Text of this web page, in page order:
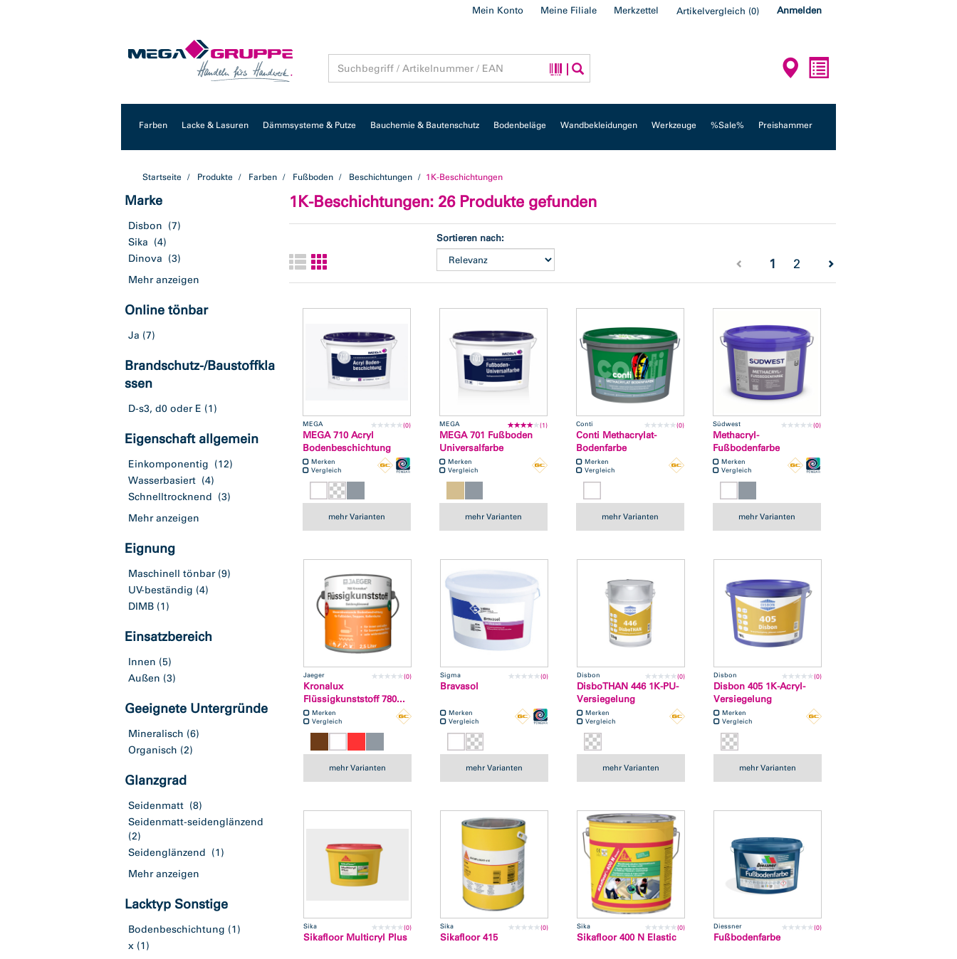
Mein Konto Meine Filiale Merkzettel Artikelvergleich (0) Anmelden
Farben Lacke & Lasuren Dämmsysteme & Putze Bauchemie & Bautenschutz Bodenbeläge Wandbekleidungen Werkzeuge %Sale% Preishammer
Startseite Produkte Farben Fußboden Beschichtungen 1K-Beschichtungen
Marke
Disbon (7)
Sika (4)
Dinova (3)
Mehr anzeigen
Online tönbar
Ja (7)
Brandschutz-/Baustoffkla
ssen
D-s3, d0 oder E (1)
Eigenschaft allgemein
Einkomponentig (12)
Wasserbasiert (4)
Schnelltrocknend (3)
Mehr anzeigen
Eignung
Maschinell tönbar (9)
UV-beständig (4)
DIMB (1)
Einsatzbereich
Innen (5)
Außen (3)
Geeignete Untergründe
Mineralisch (6)
Organisch (2)
Glanzgrad
Seidenmatt (8)
Seidenmatt-seidenglänzend
(2)
Seidenglänzend (1)
Mehr anzeigen
Lacktyp Sonstige
Bodenbeschichtung (1)
x (1)
1K-Beschichtungen: 26 Produkte gefunden
Sortieren nach:
1 (current)
2
MEGA (0)
MEGA 710 Acryl
Bodenbeschichtung
Merken
Vergleich
mehr Varianten
MEGA (1)
MEGA 701 Fußboden
Universalfarbe
Merken
Vergleich
mehr Varianten
Conti (0)
Conti Methacrylat-
Bodenfarbe
Merken
Vergleich
mehr Varianten
Südwest (0)
Methacryl-
Fußbodenfarbe
Merken
Vergleich
mehr Varianten
Jaeger (0)
Kronalux
Flüssigkunststoff 780...
Merken
Vergleich
mehr Varianten
Sigma (0)
Bravasol
Merken
Vergleich
mehr Varianten
Disbon (0)
DisboTHAN 446 1K-PU-
Versiegelung
Merken
Vergleich
mehr Varianten
Disbon (0)
Disbon 405 1K-Acryl-
Versiegelung
Merken
Vergleich
mehr Varianten
Sika (0)
Sikafloor Multicryl Plus
Sika (0)
Sikafloor 415
Sika (0)
Sikafloor 400 N Elastic
Diessner (0)
Fußbodenfarbe